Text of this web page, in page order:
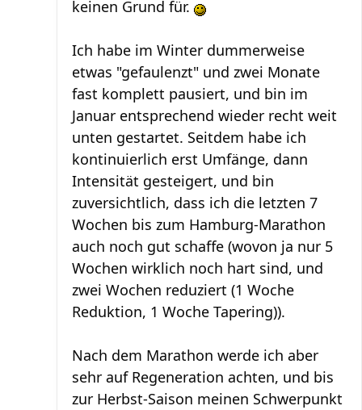
keinen Grund für.
Ich habe im Winter dummerweise
etwas "gefaulenzt" und zwei Monate
fast komplett pausiert, und bin im
Januar entsprechend wieder recht weit
unten gestartet. Seitdem habe ich
kontinuierlich erst Umfänge, dann
Intensität gesteigert, und bin
zuversichtlich, dass ich die letzten 7
Wochen bis zum Hamburg-Marathon
auch noch gut schaffe (wovon ja nur 5
Wochen wirklich noch hart sind, und
zwei Wochen reduziert (1 Woche
Reduktion, 1 Woche Tapering)).
Nach dem Marathon werde ich aber
sehr auf Regeneration achten, und bis
zur Herbst-Saison meinen Schwerpunkt